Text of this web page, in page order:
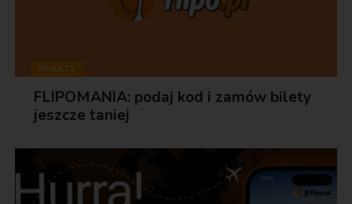
RABATY
FLIPOMANIA: podaj kod i zamów bilety
jeszcze taniej